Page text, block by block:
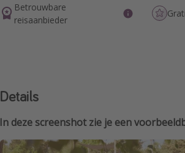
Betrouwbare
reisaanbieder
Details
In deze screenshot zie je een